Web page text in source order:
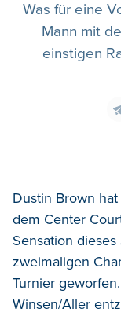
Was für eine
Mann mit
einstigen
Dustin Brown
dem Center
Sensation
zweimaligen
Turnier
Winsen/Aller